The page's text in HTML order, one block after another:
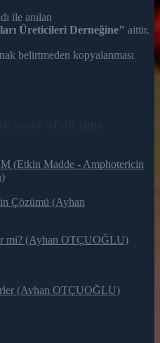
ile anılan
Üreticileri Derneğine" aittir.
belirtmeden kopyalanması
(Etkin Madde - Amphotericin
Çözümü (Ayhan
mi? (Ayhan OTÇUOĞLU)
(Ayhan OTÇUOĞLU)